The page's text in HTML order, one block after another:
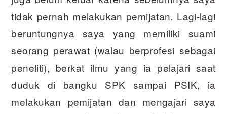
tidak pernah melakukan pemijatan. Lagi-lagi
beruntungnya saya yang memiliki suami
seorang perawat (walau berprofesi sebagai
peneliti), berkat ilmu yang ia pelajari saat
duduk di bangku SPK sampai PSIK, ia
melakukan pemijatan dan mengajari saya